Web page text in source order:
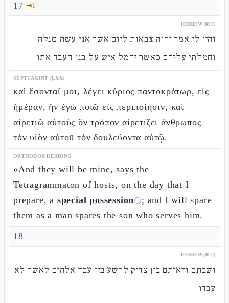
17 🗝️1
HEBREW (MT)
והיו לי אמר יהוה צבאות ליום אשר אני עשה סגלה
וחמלתי עליהם כאשר יחמל איש על בנו העבד אתו
SEPTUAGINT (LXX)
καὶ ἔσονταί μοι, λέγει κύριος παντοκράτωρ, εἰς
ἡμέραν, ἣν ἐγὼ ποιῶ εἰς περιποίησιν, καὶ
αἱρετιῶ αὐτοὺς ὃν τρόπον αἱρετίζει ἄνθρωπος
τὸν υἱὸν αὐτοῦ τὸν δουλεύοντα αὐτῷ.
ORTHODOX READING
«And they will be mine, says the
Tetragrammaton of hosts, on the day that I
prepare, a special possessionⓘ; and I will spare
them as a man spares the son who serves him.
18
HEBREW (MT)
ושבתם וראיתם בין צדיק לרשע בין עבד אלהים לאשר לא
עבדו